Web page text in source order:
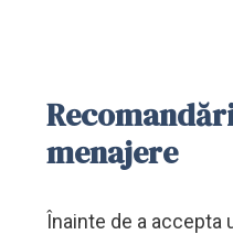
menajere
Înainte de a accepta